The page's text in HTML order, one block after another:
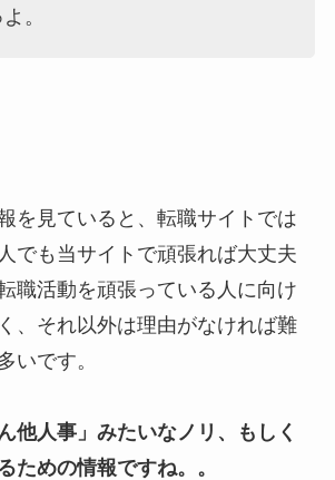
。
を見ていると、転職サイトでは
でも当サイトで頑張れば大丈夫
職活動を頑張っている人に向け
、それ以外は理由がなければ難
いです。
他人事」みたいなノリ、もしく
ための情報ですね。。